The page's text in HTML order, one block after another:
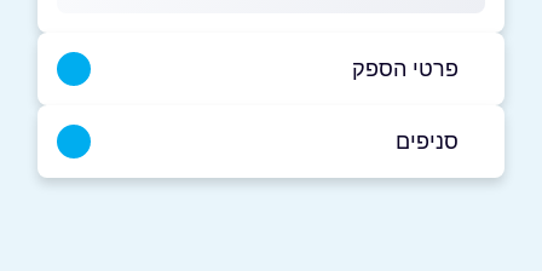
פרטי הספק
סניפים